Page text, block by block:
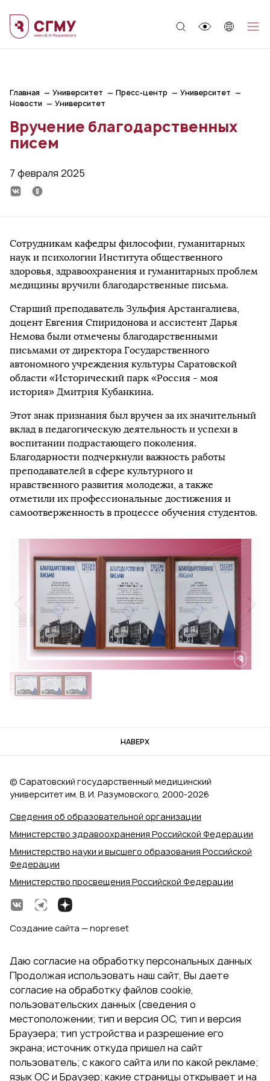
Главная Университет Пресс-центр
Университет
Новости
Университет
Вручение благодарственных
писем
7 февраля 2025
Сотрудникам кафедры философии, гуманитарных
наук и психологии Института общественного
здоровья, здравоохранения и гуманитарных проблем
медицины вручили благодарственные письма.
Старший преподаватель Зульфия Арстангалиева,
доцент Евгения Спиридонова и ассистент Дарья
Немова были отмечены благодарственными
письмами от директора Государственного
автономного учреждения культуры Саратовской
области «Исторический парк «Россия - моя
история» Дмитрия Кубанкина.
Этот знак признания был вручен за их значительный
вклад в педагогическую деятельность и успехи в
воспитании подрастающего поколения.
Благодарности подчеркнули важность работы
преподавателей в сфере культурного и
нравственного развития молодежи, а также
отметили их профессиональные достижения и
самоотверженность в процессе обучения студентов.
НАВЕРХ
Сведения об образовательной организации
Министерство здравоохранения Российской Федерации
Министерство науки и высшего образования Российской
Федерации
Министерство просвещения Российской Федерации
© Саратовский государственный медицинский
университет им. В. И. Разумовского, 2000‑2026
Создание сайта — nopreset
Даю согласие на обработку персональных данных
Продолжая использовать наш сайт, Вы даете
согласие на обработку файлов cookie,
пользовательских данных (сведения о
местоположении; тип и версия ОС, тип и версия
Браузера; тип устройства и разрешение его
экрана; источник откуда пришел на сайт
пользователь; с какого сайта или по какой рекламе;
язык ОС и Браузер; какие страницы открывает и на